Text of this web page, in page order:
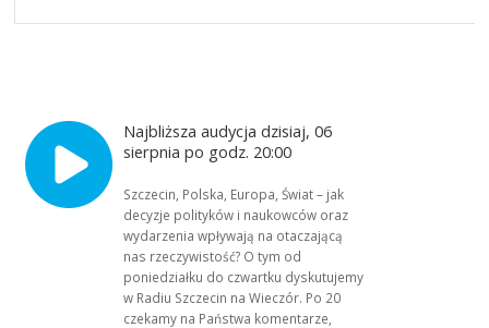
Najbliższa audycja dzisiaj, 06
sierpnia po godz. 20:00
Szczecin, Polska, Europa, Świat – jak
decyzje polityków i naukowców oraz
wydarzenia wpływają na otaczającą
nas rzeczywistość? O tym od
poniedziałku do czwartku dyskutujemy
w Radiu Szczecin na Wieczór. Po 20
czekamy na Państwa komentarze,